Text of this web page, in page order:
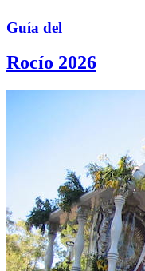
Guía del
Rocío 2026